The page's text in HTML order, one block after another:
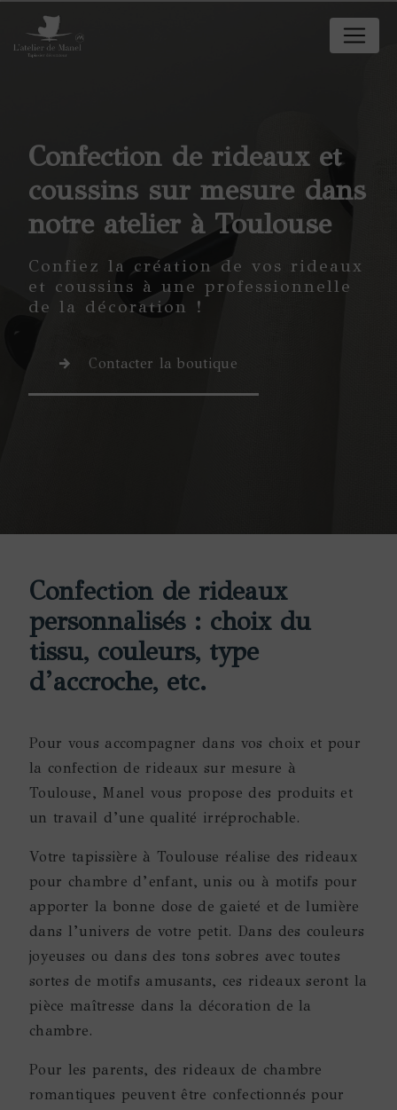
Confection de rideaux et
coussins sur mesure dans
notre atelier à Toulouse
Confiez la création de vos rideaux
et coussins à une professionnelle
de la décoration !
Contacter la boutique
Confection de rideaux
personnalisés : choix du
tissu, couleurs, type
d’accroche, etc.
Pour vous accompagner dans vos choix et pour
la confection de rideaux sur mesure à
Toulouse, Manel vous propose des produits et
un travail d’une qualité irréprochable.
Votre tapissière à Toulouse réalise des rideaux
pour chambre d’enfant, unis ou à motifs pour
apporter la bonne dose de gaieté et de lumière
dans l’univers de votre petit. Dans des couleurs
joyeuses ou dans des tons sobres avec toutes
sortes de motifs amusants, ces rideaux seront la
pièce maîtresse dans la décoration de la
chambre.
Pour les parents, des rideaux de chambre
romantiques peuvent être confectionnés pour
Panneau de gestion des cookies